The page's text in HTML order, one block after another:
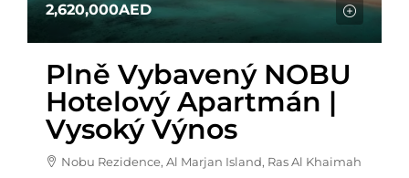
2,620,000AED
Plně Vybavený NOBU
Hotelový Apartmán |
Vysoký Výnos
Nobu Rezidence, Al Marjan Island, Ras Al Khaimah